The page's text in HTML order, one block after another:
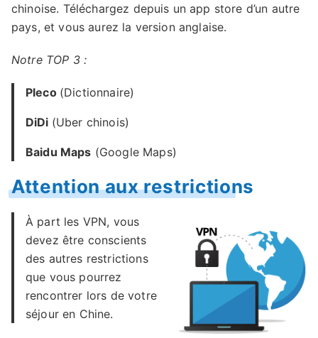
chinoise. Téléchargez depuis un app store d’un autre
pays, et vous aurez la version anglaise.
Notre TOP 3 :
Pleco (Dictionnaire)
DiDi (Uber chinois)
Baidu Maps (Google Maps)
Attention aux restrictions
À part les VPN, vous
devez être conscients
des autres restrictions
que vous pourrez
rencontrer lors de votre
séjour en Chine.